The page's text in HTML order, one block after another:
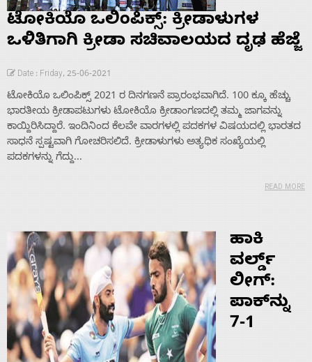
ಟೋಕಿಯೊ ಒಲಿಂಪಿಕ್ಸ್: ಕ್ರೀಡಾಳುಗಳ
ಒಳಿತಿಗಾಗಿ ಕ್ರೀಡಾ ಸಚಿವಾಲಯದ ದೃಢ ಹೆಜ್ಜೆ
Date : Friday, 25-06-2021
ಟೋಕಿಯೊ ಒಲಿಂಪಿಕ್ಸ್ 2021 ರ ದಿನಗಣನೆ ಪ್ರಾರಂಭವಾಗಿದೆ. 100 ಕ್ಕೂ ಹೆಚ್ಚು
ಭಾರತೀಯ ಕ್ರೀಡಾಪಟುಗಳು ಟೋಕಿಯೊ ಕ್ರೀಡಾಂಗಣದಲ್ಲಿ ತಮ್ಮ ಜಾಗವನ್ನು
ಕಾಯ್ದಿರಿಸಿದ್ದಾರೆ. ಇಂದಿನಿಂದ ಕೆಲವೇ ವಾರಗಳಲ್ಲಿ ಪದಕಗಳ ವಿಷಯದಲ್ಲಿ ಭಾರತದ
ಸಾಧನೆ ಸ್ಪಷ್ಟವಾಗಿ ಗೋಚರಿಸಲಿದೆ. ಕ್ರೀಡಾಳುಗಳು ಅತ್ಯಧಿಕ ಸಂಖ್ಯೆಯಲ್ಲಿ
ಪದಕಗಳನ್ನು ಗೆದ್ದು...
READ MORE
ಹಾಕಿ
ವರ್ಲ್ಡ್
ಲೀಗ್:
ಪಾಕ್‌ನ್ನು
7-1